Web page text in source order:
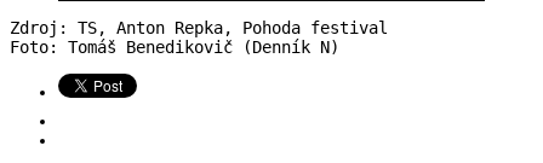
Zdroj: TS, Anton Repka, Pohoda festival
Foto: Tomáš Benedikovič (Denník N)